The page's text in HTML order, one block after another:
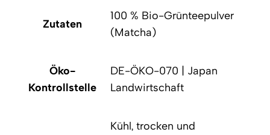
Zutaten
100 % Bio-Grünteepulver
(Matcha)
Öko-
Kontrollstelle
DE-ÖKO-070 | Japan
Landwirtschaft
Kühl, trocken und